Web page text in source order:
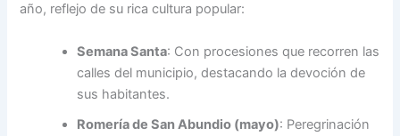
año, reflejo de su rica cultura popular:
Semana Santa: Con procesiones que recorren las
calles del municipio, destacando la devoción de
sus habitantes.
Romería de San Abundio (mayo): Peregrinación